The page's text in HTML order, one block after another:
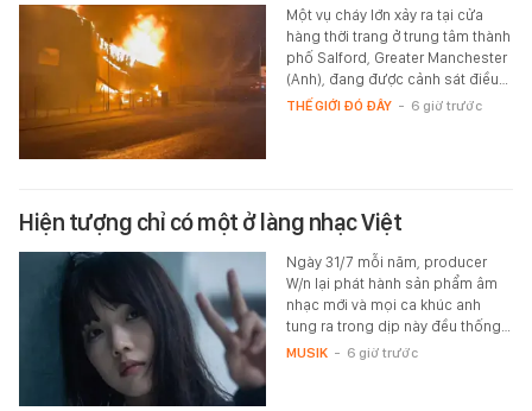
Một vụ cháy lớn xảy ra tại cửa
hàng thời trang ở trung tâm thành
phố Salford, Greater Manchester
(Anh), đang được cảnh sát điều…
THẾ GIỚI ĐÓ ĐÂY - 6 giờ trước
Hiện tượng chỉ có một ở làng nhạc Việt
Ngày 31/7 mỗi năm, producer
W/n lại phát hành sản phẩm âm
nhạc mới và mọi ca khúc anh
tung ra trong dịp này đều thống…
MUSIK - 6 giờ trước